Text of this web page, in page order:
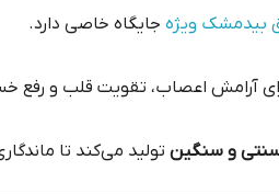
بیدمشک ویژه جایگاه خاصی دارد.
آرامش اعصاب، تقویت قلب و رفع
و سنگین تولید می‌کند تا